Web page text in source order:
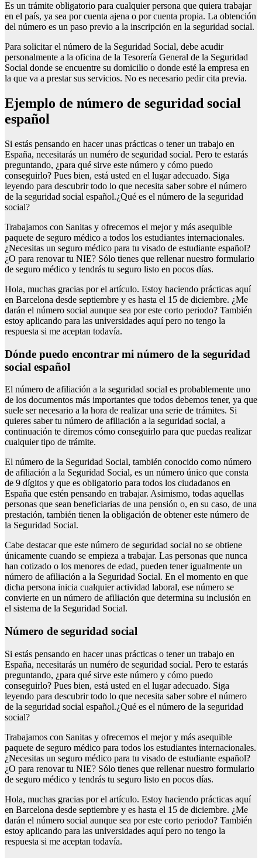
Es un trámite obligatorio para cualquier persona que quiera trabajar
en el país, ya sea por cuenta ajena o por cuenta propia. La obtención
del número es un paso previo a la inscripción en la seguridad social.
Para solicitar el número de la Seguridad Social, debe acudir
personalmente a la oficina de la Tesorería General de la Seguridad
Social donde se encuentre su domicilio o donde esté la empresa en
la que va a prestar sus servicios. No es necesario pedir cita previa.
Ejemplo de número de seguridad social
español
Si estás pensando en hacer unas prácticas o tener un trabajo en
España, necesitarás un numéro de seguridad social. Pero te estarás
preguntando, ¿para qué sirve este número y cómo puedo
conseguirlo? Pues bien, está usted en el lugar adecuado. Siga
leyendo para descubrir todo lo que necesita saber sobre el número
de la seguridad social español.¿Qué es el número de la seguridad
social?
Trabajamos con Sanitas y ofrecemos el mejor y más asequible
paquete de seguro médico a todos los estudiantes internacionales.
¿Necesitas un seguro médico para tu visado de estudiante español?
¿O para renovar tu NIE? Sólo tienes que rellenar nuestro formulario
de seguro médico y tendrás tu seguro listo en pocos días.
Hola, muchas gracias por el artículo. Estoy haciendo prácticas aquí
en Barcelona desde septiembre y es hasta el 15 de diciembre. ¿Me
darán el número social aunque sea por este corto periodo? También
estoy aplicando para las universidades aquí pero no tengo la
respuesta si me aceptan todavía.
Dónde puedo encontrar mi número de la seguridad
social español
El número de afiliación a la seguridad social es probablemente uno
de los documentos más importantes que todos debemos tener, ya que
suele ser necesario a la hora de realizar una serie de trámites. Si
quieres saber tu número de afiliación a la seguridad social, a
continuación te diremos cómo conseguirlo para que puedas realizar
cualquier tipo de trámite.
El número de la Seguridad Social, también conocido como número
de afiliación a la Seguridad Social, es un número único que consta
de 9 dígitos y que es obligatorio para todos los ciudadanos en
España que estén pensando en trabajar. Asimismo, todas aquellas
personas que sean beneficiarias de una pensión o, en su caso, de una
prestación, también tienen la obligación de obtener este número de
la Seguridad Social.
Cabe destacar que este número de seguridad social no se obtiene
únicamente cuando se empieza a trabajar. Las personas que nunca
han cotizado o los menores de edad, pueden tener igualmente un
número de afiliación a la Seguridad Social. En el momento en que
dicha persona inicia cualquier actividad laboral, ese número se
convierte en un número de afiliación que determina su inclusión en
el sistema de la Seguridad Social.
Número de seguridad social
Si estás pensando en hacer unas prácticas o tener un trabajo en
España, necesitarás un numéro de seguridad social. Pero te estarás
preguntando, ¿para qué sirve este número y cómo puedo
conseguirlo? Pues bien, está usted en el lugar adecuado. Siga
leyendo para descubrir todo lo que necesita saber sobre el número
de la seguridad social español.¿Qué es el número de la seguridad
social?
Trabajamos con Sanitas y ofrecemos el mejor y más asequible
paquete de seguro médico para todos los estudiantes internacionales.
¿Necesitas un seguro médico para tu visado de estudiante español?
¿O para renovar tu NIE? Sólo tienes que rellenar nuestro formulario
de seguro médico y tendrás tu seguro listo en pocos días.
Hola, muchas gracias por el artículo. Estoy haciendo prácticas aquí
en Barcelona desde septiembre y es hasta el 15 de diciembre. ¿Me
darán el número social aunque sea por este corto periodo? También
estoy aplicando para las universidades aquí pero no tengo la
respuesta si me aceptan todavía.